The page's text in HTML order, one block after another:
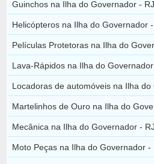
Guinchos na Ilha do Governador - RJ
Helicópteros na Ilha do Governador
Películas Protetoras na Ilha do
Lava-Rápidos na Ilha do
Locadoras de automóveis na Ilha do
Martelinhos de Ouro na Ilha do
Mecânica na Ilha do Governador - RJ
Moto Peças na Ilha do Governador -